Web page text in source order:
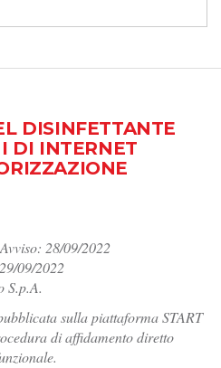
DISINFETTANTE
DI INTERNET
28/09/2022
09/2022
S.p.A.
sulla piattaforma START
di affidamento diretto